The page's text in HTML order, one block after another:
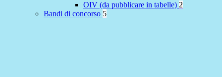
OIV (da pubblicare in tabelle) 2
Bandi di concorso 5